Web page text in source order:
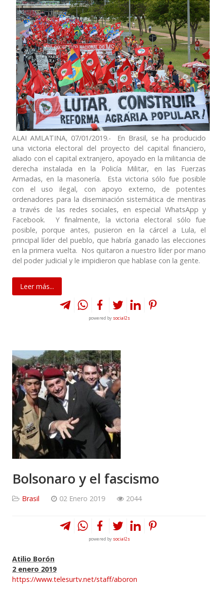
ALAI AMLATINA, 07/01/2019.- En Brasil, se ha producido
una victoria electoral del proyecto del capital financiero,
aliado con el capital extranjero, apoyado en la militancia de
derecha instalada en la Policía Militar, en las Fuerzas
Armadas, en la masonería. Esta victoria sólo fue posible
con el uso ilegal, con apoyo externo, de potentes
ordenadores para la diseminación sistemática de mentiras
a través de las redes sociales, en especial WhatsApp y
Facebook. Y finalmente, la victoria electoral sólo fue
posible, porque antes, pusieron en la cárcel a Lula, el
principal líder del pueblo, que habría ganado las elecciones
en la primera vuelta. Nos quitaron a nuestro líder por mano
del poder judicial y le impidieron que hablase con la gente.
Leer más...
powered by social2s
Bolsonaro y el fascismo
Brasil 02 Enero 2019 2044
powered by social2s
Atilio Borón
2 enero 2019
https://www.telesurtv.net/staff/aboron